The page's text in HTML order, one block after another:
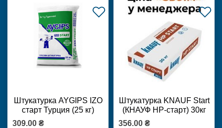
Штукатурка AYGIPS IZO
старт Турция (25 кг)
309.00 ₴
Штукатурка KNAUF Start
(КНАУФ НР-старт) 30кг
356.00 ₴